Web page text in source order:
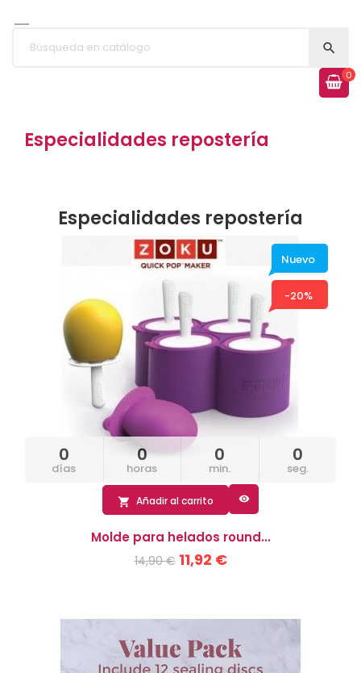


0
Especialidades repostería
Especialidades repostería
Nuevo
-20%
0
días
0
horas
0
min.
0
seg.
 Añadir al carrito 
Molde para helados round...
14,90 € 11,92 €